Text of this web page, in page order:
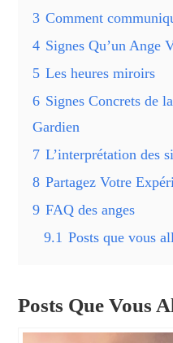
3 Comment
4 Signes Qu’un Ange
5 Les heures miroirs
6 Signes Concrets de
Gardien
7 L’interprétation des
8 Partagez Votre
9 FAQ des anges
9.1 Posts que vous
Posts Que Vous